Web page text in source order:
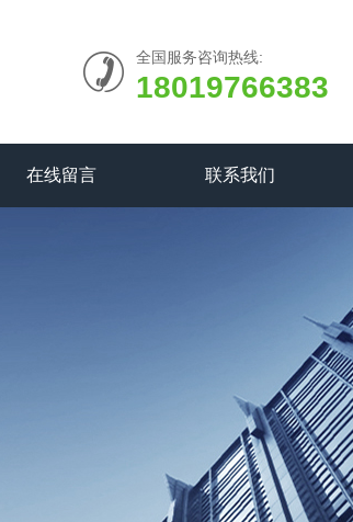
全国服务咨询热线:
18019766383
在线留言 联系我们